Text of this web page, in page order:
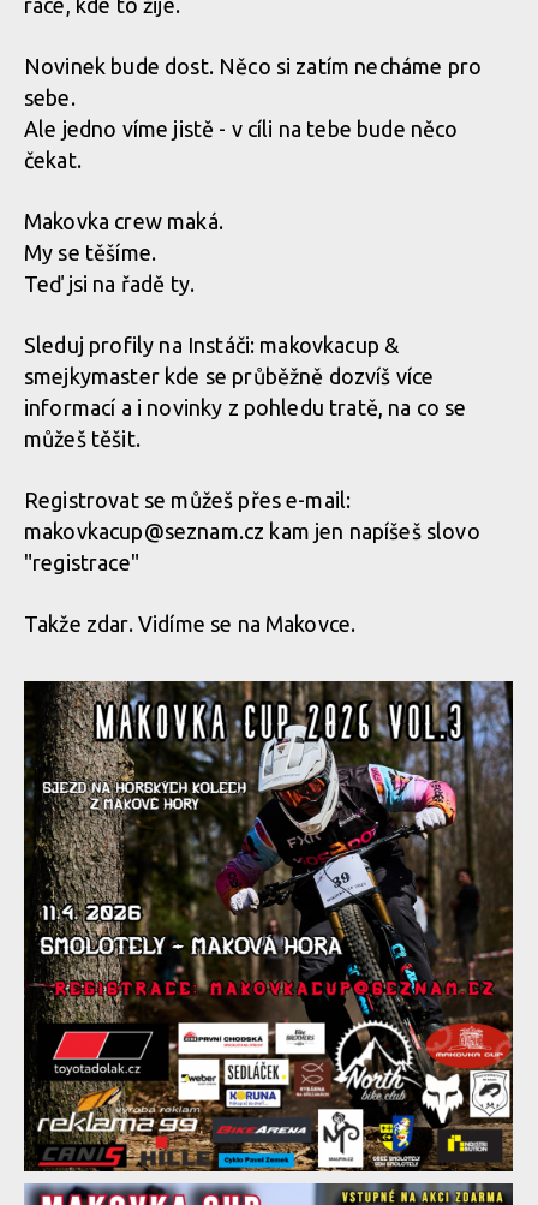
race, kde to žije.
Novinek bude dost. Něco si zatím necháme pro
sebe.
Ale jedno víme jistě - v cíli na tebe bude něco
čekat.
Makovka crew maká.
My se těšíme.
Teď jsi na řadě ty.
Sleduj profily na Instáči: makovkacup &
smejkymaster kde se průběžně dozvíš více
informací a i novinky z pohledu tratě, na co se
můžeš těšit.
Registrovat se můžeš přes e-mail:
makovkacup@seznam.cz kam jen napíšeš slovo
"registrace"
Takže zdar. Vidíme se na Makovce.
Pozvánka na Vesnickey World Cup: MAKOVKA CUP 2026 se